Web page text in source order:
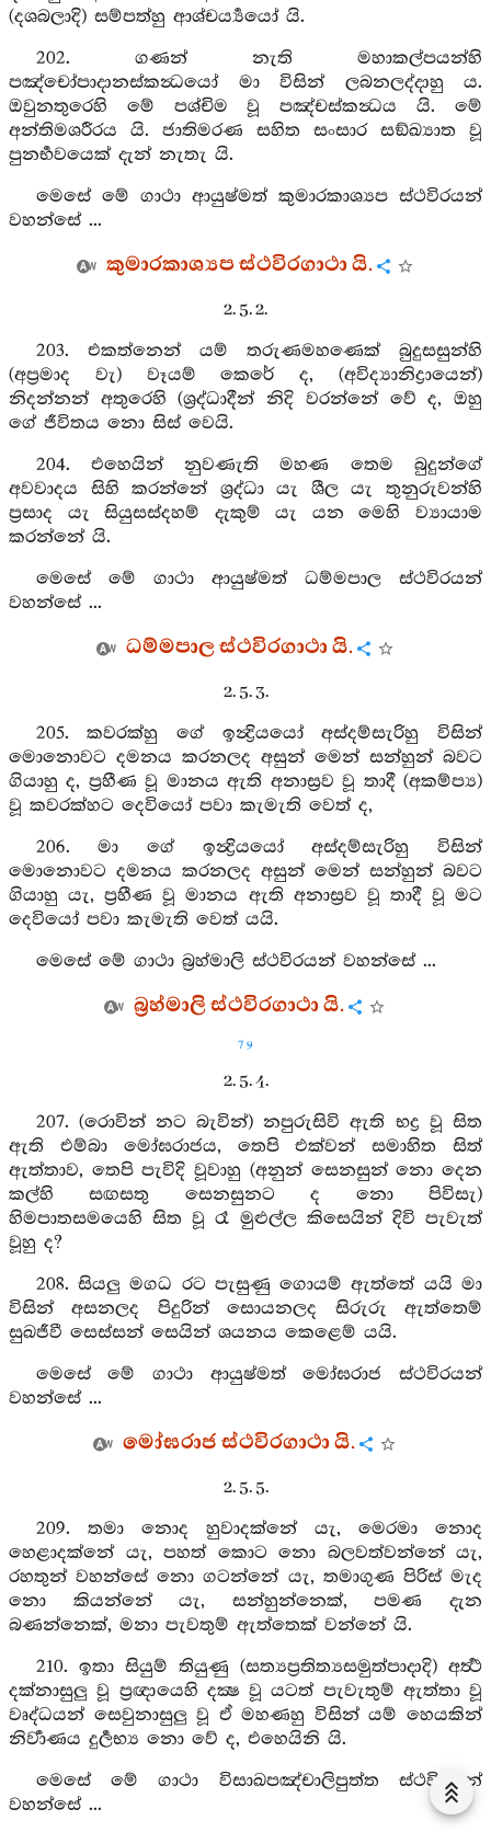
(දශබලාදි) සම්පත්හු ආශ්චර්‍ය්‍යයෝ යි.
202. ගණන් නැති මහාකල්පයන්හි
පඤ්චෝපාදානස්කන්‍ධයෝ මා විසින් ලබනලද්දාහු ය.
ඔවුනතුරෙහි මේ පශ්චිම වූ පඤ්චස්කන්‍ධය යි. මේ
අන්තිමශරීරය යි. ජාතිමරණ සහිත සංසාර සඞ්ඛ්‍යාත වූ
පුනර්‍භවයෙක් දැන් නැතැ යි.
මෙසේ මේ ගාථා ආයුෂ්මත් කුමාරකාශ්‍යප ස්ථවිරයන්
වහන්සේ ...
කුමාරකාශ්‍යප ස්ථවිරගාථා යි.
2. 5. 2.
203. එකත්නෙන් යම් තරුණමහණෙක් බුදුසසුන්හි
(අප්‍රමාද වැ) වෑයම් කෙරේ ද, (අවිද්‍යානිද්‍රායෙන්)
නිදන්නන් අතුරෙහි (ශ්‍රද්ධාදීන් නිදි වරන්නේ වේ ද, ඔහු
ගේ ජීවිතය නො සිස් වෙයි.
204. එහෙයින් නුවණැති මහණ තෙම බුදුන්ගේ
අවවාදය සිහි කරන්නේ ශ්‍රද්ධා යැ ශීල යැ තුනුරුවන්හි
ප්‍රසාද යැ සියුසස්දහම් දැකුම් යැ යන මෙහි ව්‍යායාම
කරන්නේ යි.
මෙසේ මේ ගාථා ආයුෂ්මත් ධම්මපාල ස්ථවිරයන්
වහන්සේ ...
ධම්මපාල ස්ථවිරගාථා යි.
2. 5. 3.
205. කවරක්හු ගේ ඉන්‍ද්‍රියයෝ අස්දම්සැරිහු විසින්
මොනොවට දමනය කරනලද අසුන් මෙන් සන්හුන් බවට
ගියාහු ද, ප්‍රහීණ වූ මානය ඇති අනාස්‍රව වූ තාදී (අකම්ප්‍ය)
වූ කවරක්හට දෙවියෝ පවා කැමැති වෙත් ද,
206. මා ගේ ඉන්‍ද්‍රියයෝ අස්දම්සැරිහු විසින්
මොනොවට දමනය කරනලද අසුන් මෙන් සන්හුන් බවට
ගියාහු යැ, ප්‍රහීණ වූ මානය ඇති අනාස්‍රව වූ තාදී වූ මට
දෙවියෝ පවා කැමැති වෙත් යයි.
මෙසේ මේ ගාථා බ්‍රහ්මාලි ස්ථවිරයන් වහන්සේ ...
බ්‍රහ්මාලි ස්ථවිරගාථා යි.
79
2. 5. 4.
207. (රොවින් නට බැවින්) නපුරුසිවි ඇති භද්‍ර වූ සිත
ඇති එම්බා මෝඝරාජය, තෙපි එක්වන් සමාහිත සිත්
ඇත්තාව, තෙපි පැවිදි වූවාහු (අනුන් සෙනසුන් නො දෙන
කල්හි සඟසතු සෙනසුනට ද නො පිවිසැ)
හිමපාතසමයෙහි සිත වූ රෑ මුළුල්ල කිසෙයින් දිවි පැවැත්
වූහු ද?
208. සියලු මගධ රට පැසුණු ගොයම් ඇත්තේ යයි මා
විසින් අසනලද පිදුරින් සොයනලද සිරුරු ඇත්තෙම්
සුඛජීවී සෙස්සන් සෙයින් ශයනය කෙළෙම් යයි.
මෙසේ මේ ගාථා ආයුෂ්මත් මෝඝරාජ ස්ථවිරයන්
වහන්සේ ...
මෝඝරාජ ස්ථවිරගාථා යි.
2. 5. 5.
209. තමා නොද හුවාදක්නේ යැ, මෙරමා නොද
හෙළාදක්නේ යැ, පහත් කොට නො බලවත්වන්නේ යැ,
රහතුන් වහන්සේ නො ගටන්නේ යැ, තමාගුණ පිරිස් මැද
නො කියන්නේ යැ, සන්හුන්නෙක්, පමණ දැන
බණන්නෙක්, මනා පැවතුම් ඇත්තෙක් වන්නේ යි.
210. ඉතා සියුම් තියුණු (සත්‍යප්‍රතිත්‍යසමුත්පාදාදි) අර්‍ත්‍ථ
දක්නාසුලු වූ ප්‍රඥායෙහි දක්‍ෂ වූ යටත් පැවැතුම් ඇත්තා වූ
වෘද්ධයන් සෙවුනාසුලු වූ ඒ මහණහු විසින් යම් හෙයකින්
නිර්‍වාණය දුර්‍ලභ්‍ය නො වේ ද, එහෙයිනි යි.
මෙසේ මේ ගාථා විසාඛපඤ්චාලිපුත්ත ස්ථවිරයන්
වහන්සේ ...